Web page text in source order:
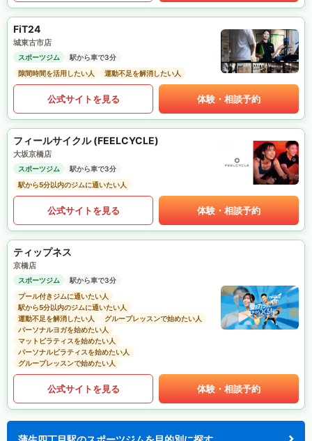
FiT24
城東古市店
スポーツジム
駅から車で3分
隙間時間を活用したい人
運動不足を解消したい人
公式サイトを見る 体験・相談予約
フィールサイクル (FEELCYCLE)
大坂京橋店
スポーツジム
駅から車で3分
駅から5分以内のジムに通いたい人
公式サイトを見る 体験・相談予約
ティップネス
京橋店
スポーツジム
駅から車で3分
プール付きジムに通いたい人
駅から5分以内のジムに通いたい人
運動不足を解消したい人
グループレッスンで始めたい人
パーソナルヨガを始めたい人
マットピラティスを始めたい人
パーソナルピラティスを始めたい人
グループレッスンで始めたい人
公式サイトを見る 体験・相談予約